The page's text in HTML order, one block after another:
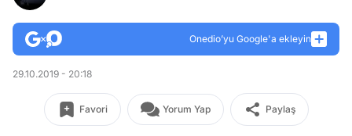
Onedio’yu Google'a ekleyin
29.10.2019 - 20:18
Favori Yorum Yap Paylaş